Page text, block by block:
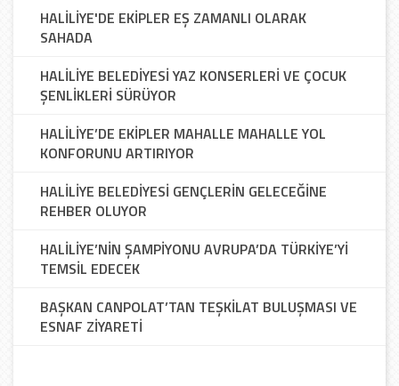
HALİLİYE'DE EKİPLER EŞ ZAMANLI OLARAK
SAHADA
HALİLİYE BELEDİYESİ YAZ KONSERLERİ VE ÇOCUK
ŞENLİKLERİ SÜRÜYOR
HALİLİYE’DE EKİPLER MAHALLE MAHALLE YOL
KONFORUNU ARTIRIYOR
HALİLİYE BELEDİYESİ GENÇLERİN GELECEĞİNE
REHBER OLUYOR
HALİLİYE’NİN ŞAMPİYONU AVRUPA’DA TÜRKİYE’Yİ
TEMSİL EDECEK
BAŞKAN CANPOLAT’TAN TEŞKİLAT BULUŞMASI VE
ESNAF ZİYARETİ